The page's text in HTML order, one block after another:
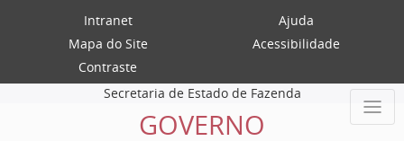
Intranet
Ajuda
Mapa do Site
Acessibilidade
Contraste
Secretaria de Estado de Fazenda
GOVERNO